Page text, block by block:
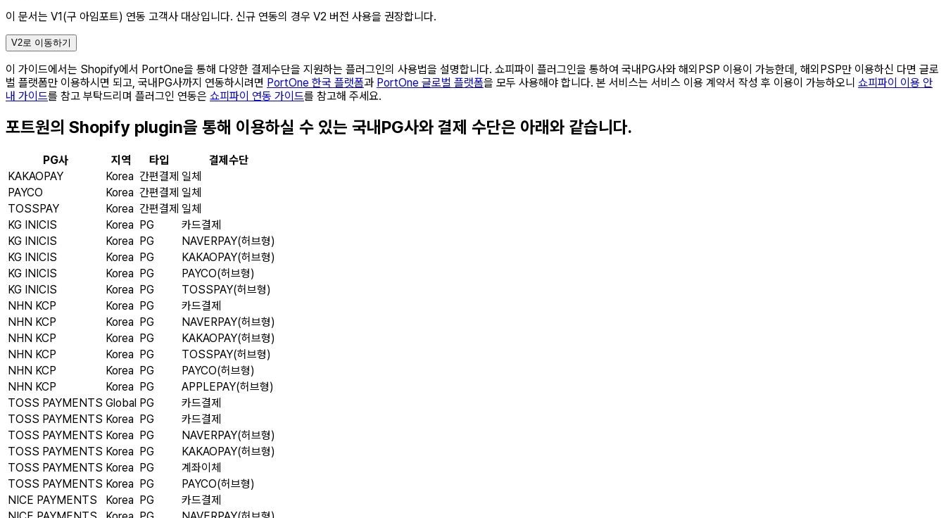
이 문서는 V1(구 아임포트) 연동 고객사 대상입니다. 신규 연동의 경우 V2 버전 사용을 권장합니다.
V2로 이동하기
이 가이드에서는 Shopify에서 PortOne을 통해 다양한 결제수단을 지원하는 플러그인의 사용법을 설명합니다. 쇼피파이 플러그인을 통하여 국내PG사와 해외PSP 이용이 가능한데, 해외PSP만 이용하신 다면 글로
벌 플랫폼만 이용하시면 되고, 국내PG사까지 연동하시려면 PortOne 한국 플랫폼과 PortOne 글로벌 플랫폼을 모두 사용해야 합니다. 본 서비스는 서비스 이용 계약서 작성 후 이용이 가능하오니 쇼피파이 이용 안
내 가이드를 참고 부탁드리며 플러그인 연동은 쇼피파이 연동 가이드를 참고해 주세요.
포트원의 Shopify plugin을 통해 이용하실 수 있는 국내PG사와 결제 수단은 아래와 같습니다.
PG사 지역 타입
결제수단
KAKAOPAY
Korea 간편결제 일체
PAYCO
Korea 간편결제 일체
TOSSPAY
Korea 간편결제 일체
KG INICIS
Korea PG
카드결제
KG INICIS
Korea PG
NAVERPAY(허브형)
KG INICIS
Korea PG
KAKAOPAY(허브형)
KG INICIS
Korea PG
PAYCO(허브형)
KG INICIS
Korea PG
TOSSPAY(허브형)
NHN KCP
Korea PG
카드결제
NHN KCP
Korea PG
NAVERPAY(허브형)
NHN KCP
Korea PG
KAKAOPAY(허브형)
NHN KCP
Korea PG
TOSSPAY(허브형)
NHN KCP
Korea PG
PAYCO(허브형)
NHN KCP
Korea PG
APPLEPAY(허브형)
TOSS PAYMENTS Global PG
카드결제
TOSS PAYMENTS Korea PG
카드결제
TOSS PAYMENTS Korea PG
NAVERPAY(허브형)
TOSS PAYMENTS Korea PG
KAKAOPAY(허브형)
TOSS PAYMENTS Korea PG
계좌이체
TOSS PAYMENTS Korea PG
PAYCO(허브형)
NICE PAYMENTS
Korea PG
카드결제